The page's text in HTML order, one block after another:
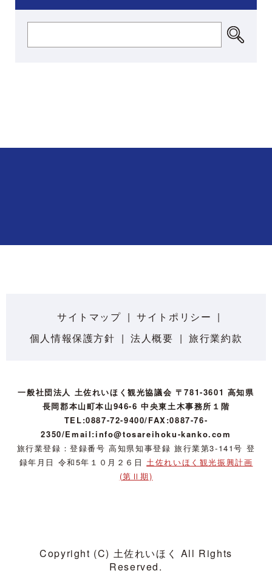
サイトマップ
サイトポリシー
個人情報保護方針
法人概要 旅行業約款
一般社団法人 土佐れいほく観光協議会 〒781-3601 高知県
長岡郡本山町本山946-6 中央東土木事務所１階
TEL:0887-72-9400/FAX:0887-76-
2350/Email:info@tosareihoku-kanko.com
旅行業登録：登録番号 高知県知事登録 旅行業第3-141号 登
録年月日 令和5年１０月２６日土佐れいほく観光振興計画
(第Ⅱ期)
Copyright (C) 土佐れいほく All Rights
Reserved.